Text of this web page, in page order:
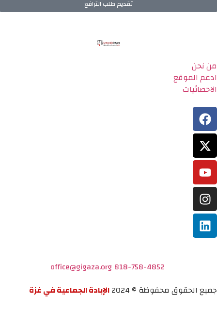
تقديم طلب الترافع
من نحن
ادعم الموقع
الاحصائيات
818-758-4852
office@gigaza.org
جميع الحقوق محفوظة © 2024
الإبادة الجماعية في غزة